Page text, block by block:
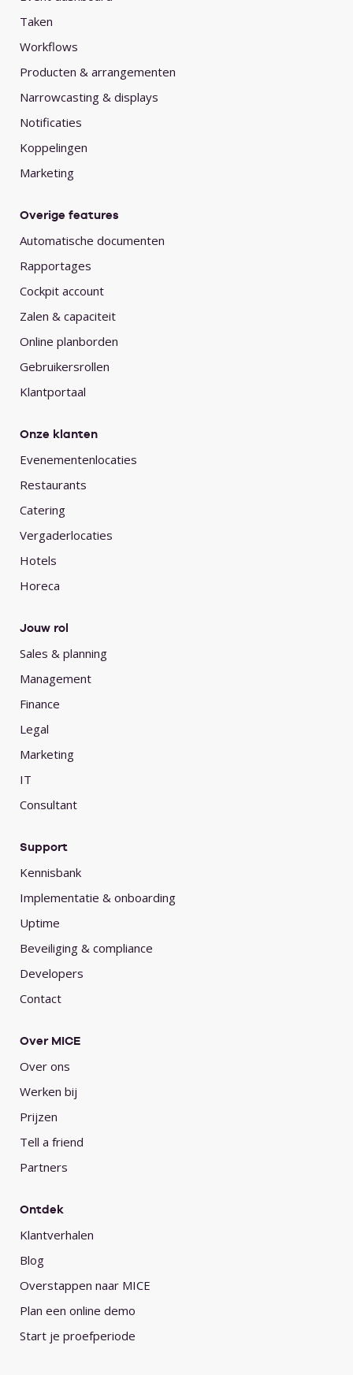
Taken
Workflows
Producten & arrangementen
Narrowcasting & displays
Notificaties
Koppelingen
Marketing
Overige features
Automatische documenten
Rapportages
Cockpit account
Zalen & capaciteit
Online planborden
Gebruikersrollen
Klantportaal
Onze klanten
Evenementenlocaties
Restaurants
Catering
Vergaderlocaties
Hotels
Horeca
Jouw rol
Sales & planning
Management
Finance
Legal
Marketing
IT
Consultant
Support
Kennisbank
Implementatie & onboarding
Uptime
Beveiliging & compliance
Developers
Contact
Over MICE
Over ons
Werken bij
Prijzen
Tell a friend
Partners
Ontdek
Klantverhalen
Blog
Overstappen naar MICE
Plan een online demo
Start je proefperiode